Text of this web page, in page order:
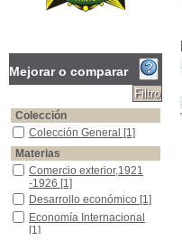
Mejorar o comparar
Colección
Colección General
Colección General [1]
Materias
Comercio exterior,1921 -1926
Comercio exterior,1921
-1926 [1]
Desarrollo económico
Desarrollo económico [1]
Economía Internacional
Economía Internacional
[1]